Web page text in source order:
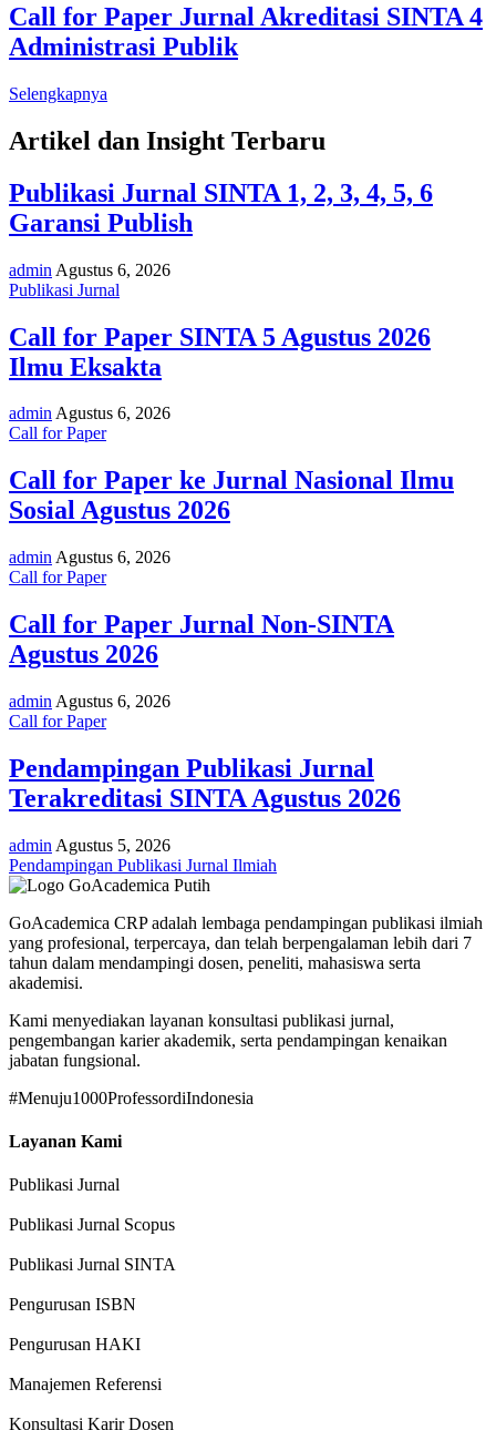
Call for Paper Jurnal Akreditasi SINTA 4
Administrasi Publik
Selengkapnya
Artikel dan Insight Terbaru
Publikasi Jurnal SINTA 1, 2, 3, 4, 5, 6
Garansi Publish
admin Agustus 6, 2026
Publikasi Jurnal
Call for Paper SINTA 5 Agustus 2026
Ilmu Eksakta
adminAgustus 6, 2026
Call for Paper
Call for Paper ke Jurnal Nasional Ilmu
Sosial Agustus 2026
admin Agustus 6, 2026
Call for Paper
Call for Paper Jurnal Non-SINTA
Agustus 2026
admin Agustus 6, 2026
Call for Paper
Pendampingan Publikasi Jurnal
Terakreditasi SINTA Agustus 2026
admin Agustus 5, 2026
Pendampingan Publikasi Jurnal Ilmiah
GoAcademica CRP adalah lembaga pendampingan publikasi ilmiah
yang profesional, terpercaya, dan telah berpengalaman lebih dari 7
tahun dalam mendampingi dosen, peneliti, mahasiswa serta
akademisi.
Kami menyediakan layanan konsultasi publikasi jurnal,
pengembangan karier akademik, serta pendampingan kenaikan
jabatan fungsional.
#Menuju1000ProfessordiIndonesia
Layanan Kami
Publikasi Jurnal
Publikasi Jurnal Scopus
Publikasi Jurnal SINTA
Pengurusan ISBN
Pengurusan HAKI
Manajemen Referensi
Konsultasi Karir Dosen